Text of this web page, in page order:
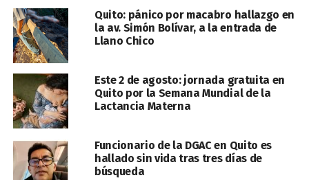
Quito: pánico por macabro hallazgo en
la av. Simón Bolívar, a la entrada de
Llano Chico
Este 2 de agosto: jornada gratuita en
Quito por la Semana Mundial de la
Lactancia Materna
Funcionario de la DGAC en Quito es
hallado sin vida tras tres días de
búsqueda